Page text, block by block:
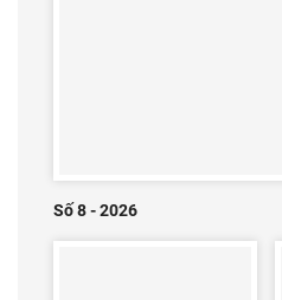
Số 8 - 2026